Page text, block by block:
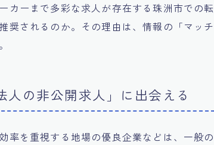
カーまで多彩な求人が存在する珠洲市での転
奨されるのか。その理由は、情報の「マッチ
の非公開求人」に出会える
率を重視する地場の優良企業などは、一般の